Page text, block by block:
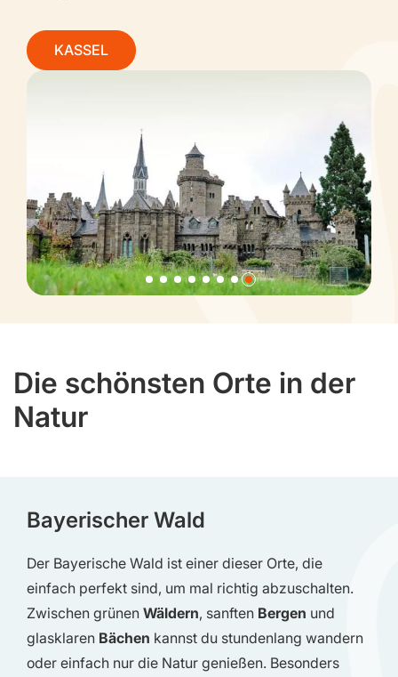
KASSEL
Die schönsten Orte in der
Natur
Bayerischer Wald
Der Bayerische Wald ist einer dieser Orte, die
einfach perfekt sind, um mal richtig abzuschalten.
Zwischen grünen Wäldern, sanften Bergen und
glasklaren Bächen kannst du stundenlang wandern
oder einfach nur die Natur genießen. Besonders